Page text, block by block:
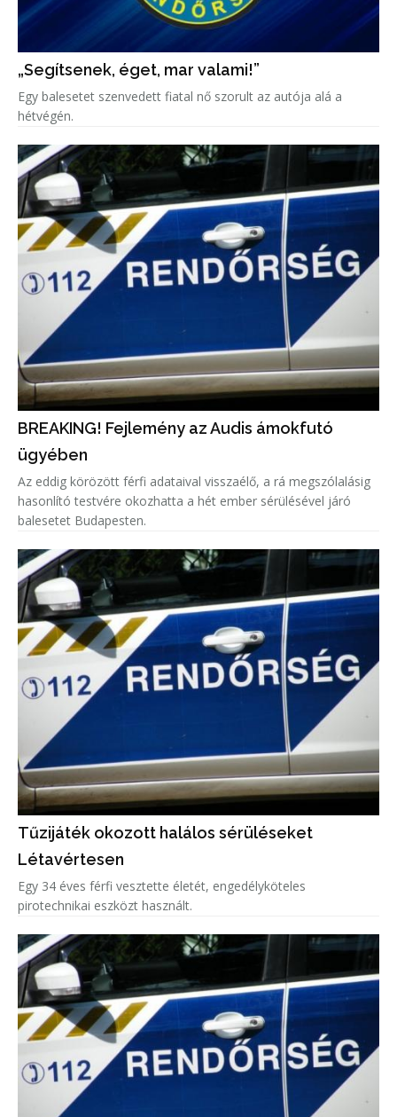
„Segítsenek, éget, mar valami!”
Egy balesetet szenvedett fiatal nő szorult az autója alá a
hétvégén.
BREAKING! Fejlemény az Audis ámokfutó
ügyében
Az eddig körözött férfi adataival visszaélő, a rá megszólalásig
hasonlító testvére okozhatta a hét ember sérülésével járó
balesetet Budapesten.
Tűzijáték okozott halálos sérüléseket
Létavértesen
Egy 34 éves férfi vesztette életét, engedélyköteles
pirotechnikai eszközt használt.